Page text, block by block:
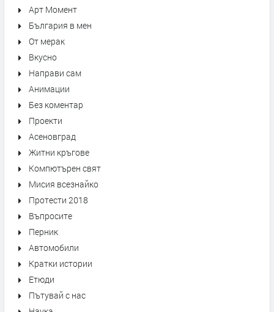
Арт Момент
България в мен
От мерак
Вкусно
Направи сам
Анимации
Без коментар
Проекти
Асеновград
Житни кръгове
Компютърен свят
Мисия всезнайко
Протести 2018
Въпросите
Перник
Автомобили
Кратки истории
Етюди
Пътувай с нас